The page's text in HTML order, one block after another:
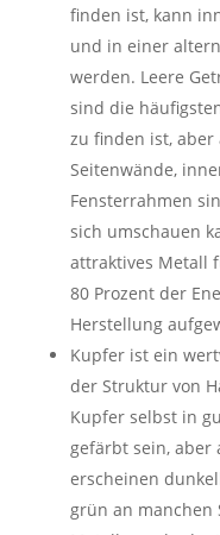
finden ist, kann
und in einer
werden. Leere
sind die
zu finden ist, aber
Seitenwände,
Fensterrahmen
sich umschauen
attraktives Metall
80 Prozent der
Herstellung
Kupfer ist ein
der Struktur von
Kupfer selbst in
gefärbt sein, aber
erscheinen
grün an manchen